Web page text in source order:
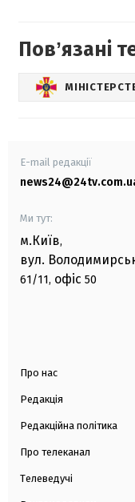
Повʼязані
E-mail редакції
Ми тут:
м.Київ,
вул.
61/11, офіс 50
Про нас
Редакція
Редакційна політика
Про телеканал
Телеведучі